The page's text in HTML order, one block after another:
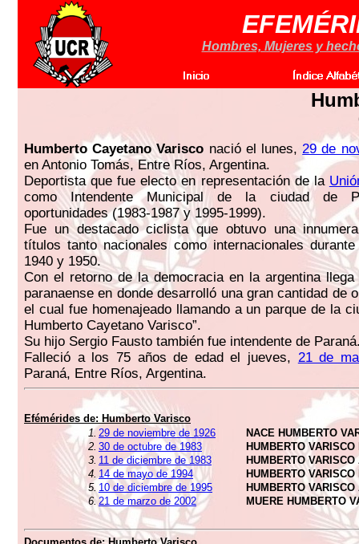
Hombres, Mujeres y
Humberto Cayetano Varisco nació el lunes,29 de
en Antonio Tomás, Entre Ríos, Argentina.
Deportista que fue electo en representación de la
como Intendente Municipal de la ciudad de
oportunidades (1983-1987 y 1995-1999).
Fue un destacado ciclista que obtuvo una
títulos tanto nacionales como internacionales
1940 y 1950.
Con el retorno de la democracia en la argentina
paranaense en donde desarrolló una gran cantidad de
el cual fue homenajeado llamando a un parque de la
Humberto Cayetano Varisco”.
Su hijo Sergio Fausto también fue intendente de
Falleció a los 75 años de edad el jueves, 21 de
Paraná, Entre Ríos, Argentina.
Efémérides de: Humberto Varisco
1. 29 de noviembre de 1926
NACE HUMBERTO
2. 30 de octubre de 1983
HUMBERTO
3. 11 de diciembre de 1983
HUMBERTO
4. 14 de mayo de 1994
HUMBERTO
5. 10 de diciembre de 1995
HUMBERTO
6. 21 de marzo de 2002 MUERE HUMBERTO